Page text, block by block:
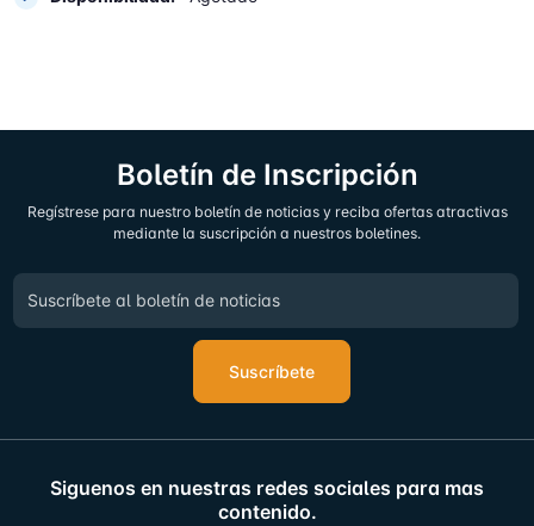
Boletín de Inscripción
Regístrese para nuestro boletín de noticias y reciba ofertas atractivas
mediante la suscripción a nuestros boletines.
Suscríbete
Siguenos en nuestras redes sociales para mas
contenido.